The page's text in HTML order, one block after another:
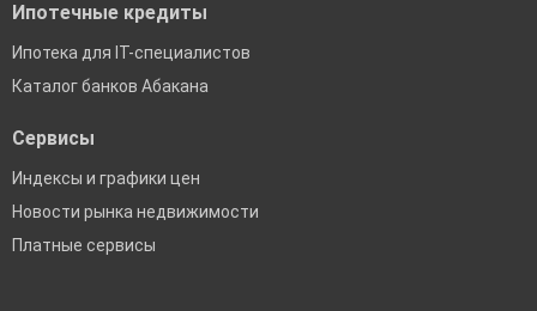
Ипотечные кредиты
Ипотека для IT-специалистов
Каталог банков Абакана
Сервисы
Индексы и графики цен
Новости рынка недвижимости
Платные сервисы